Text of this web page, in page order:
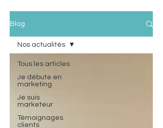
Blog
Tous les articles
Je débute en
marketing
Je suis
marketeur
Témoignages
clients
Nos actualités